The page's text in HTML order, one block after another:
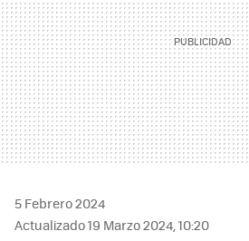
5 Febrero 2024
Actualizado 19 Marzo 2024, 10:20